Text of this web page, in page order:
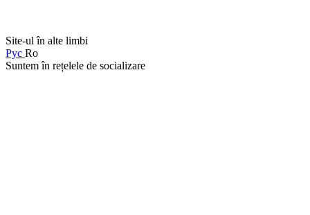
Site-ul în alte limbi
Рус Ro
Suntem în rețelele de socializare